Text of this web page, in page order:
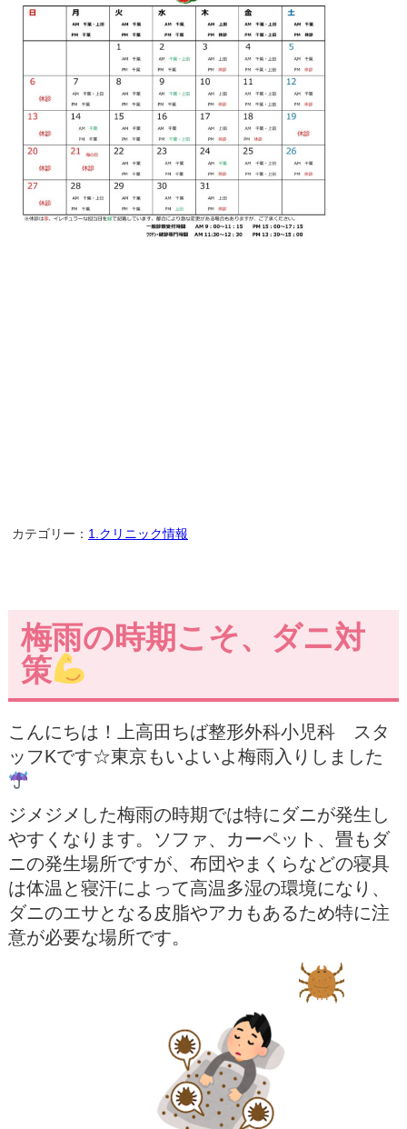
カテゴリー： 1.クリニック情報
梅雨の時期こそ、ダニ対
策
こんにちは！上高田ちば整形外科小児科 スタ
ッフKです☆東京もいよいよ梅雨入りしました
ジメジメした梅雨の時期では特にダニが発生し
やすくなります。ソファ、カーペット、畳もダ
ニの発生場所ですが、布団やまくらなどの寝具
は体温と寝汗によって高温多湿の環境になり、
ダニのエサとなる皮脂やアカもあるため特に注
意が必要な場所です。